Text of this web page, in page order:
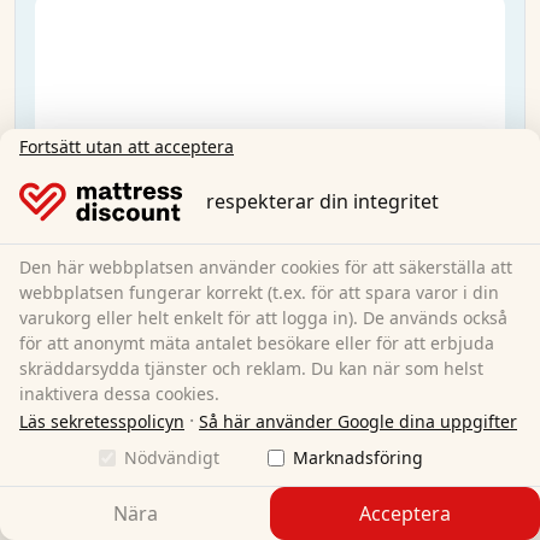
Sleezzz® Premium madrass 90x200 cm
Fortsätt utan att acceptera
respekterar din integritet
Den här webbplatsen använder cookies för att säkerställa att
webbplatsen fungerar korrekt (t.ex. för att spara varor i din
varukorg eller helt enkelt för att logga in). De används också
för att anonymt mäta antalet besökare eller för att erbjuda
skräddarsydda tjänster och reklam. Du kan när som helst
inaktivera dessa cookies.
Läs sekretesspolicyn · Så här använder Google dina uppgifter
Nödvändigt
Marknadsföring
Nära Acceptera